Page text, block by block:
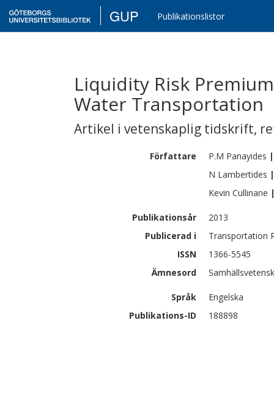
GUP Publikationslistor
Liquidity Risk
Water Transportation
Artikel i vetenskaplig tidskrift,
Författare P.M Panayides |
N Lambertides |
Kevin Cullinane
Publikationsår
2013
Publicerad i
Transportation
ISSN
1366-5545
Ämnesord
Språk
Engelska
Publikations-ID
188898